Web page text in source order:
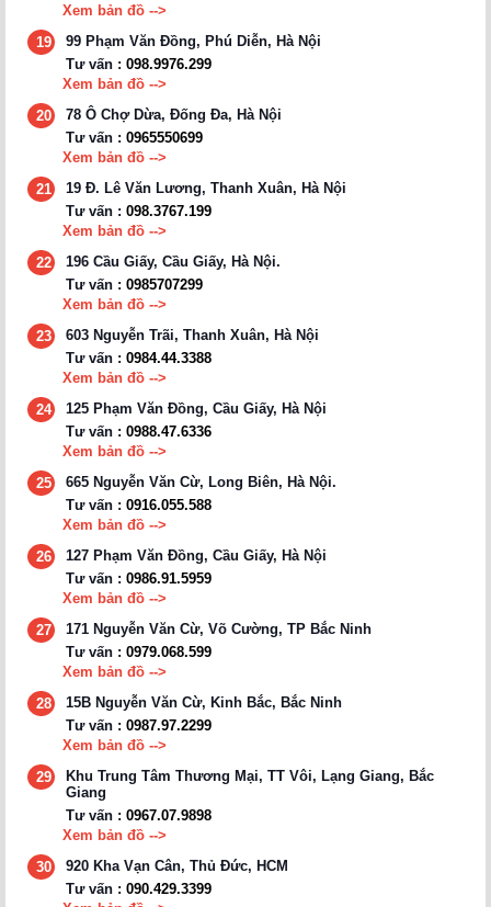
Xem bản đồ -->
19
99 Phạm Văn Đồng, Phú Diễn, Hà Nội
Tư vấn : 098.9976.299
Xem bản đồ -->
20
78 Ô Chợ Dừa, Đống Đa, Hà Nội
Tư vấn : 0965550699
Xem bản đồ -->
21
19 Đ. Lê Văn Lương, Thanh Xuân, Hà Nội
Tư vấn : 098.3767.199
Xem bản đồ -->
22
196 Cầu Giấy, Cầu Giấy, Hà Nội.
Tư vấn : 0985707299
Xem bản đồ -->
23
603 Nguyễn Trãi, Thanh Xuân, Hà Nội
Tư vấn : 0984.44.3388
Xem bản đồ -->
24
125 Phạm Văn Đồng, Cầu Giấy, Hà Nội
Tư vấn : 0988.47.6336
Xem bản đồ -->
25
665 Nguyễn Văn Cừ, Long Biên, Hà Nội.
Tư vấn : 0916.055.588
Xem bản đồ -->
26
127 Phạm Văn Đồng, Cầu Giấy, Hà Nội
Tư vấn : 0986.91.5959
Xem bản đồ -->
27
171 Nguyễn Văn Cừ, Võ Cường, TP Bắc Ninh
Tư vấn : 0979.068.599
Xem bản đồ -->
28
15B Nguyễn Văn Cừ, Kinh Bắc, Bắc Ninh
Tư vấn : 0987.97.2299
Xem bản đồ -->
29
Khu Trung Tâm Thương Mại, TT Vôi, Lạng Giang, Bắc
Giang
Tư vấn : 0967.07.9898
Xem bản đồ -->
30
920 Kha Vạn Cân, Thủ Đức, HCM
Tư vấn : 090.429.3399